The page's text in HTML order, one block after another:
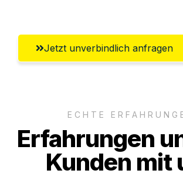
Jetzt unverbindlich anfragen
ECHTE
Erfahrungen
Kunden mit